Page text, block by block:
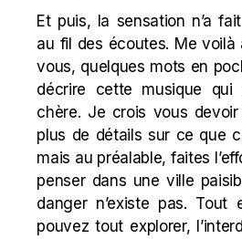
Et puis, la sensation n’a
au fil des écoutes. Me voilà
vous, quelques mots en
décrire cette musique qui
chère. Je crois vous
plus de détails sur ce que
mais au préalable, faites
penser dans une ville
danger n’existe pas. Tout
pouvez tout explorer,